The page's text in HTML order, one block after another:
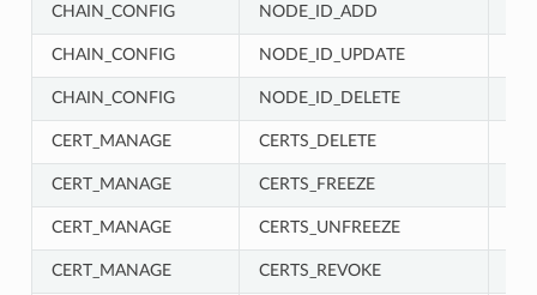
CHAIN_CONFIG NODE_ID_ADD
CHAIN_CONFIG NODE_ID_UPDATE
CHAIN_CONFIG NODE_ID_DELETE
CERT_MANAGE CERTS_DELETE
CERT_MANAGE CERTS_FREEZE
CERT_MANAGE CERTS_UNFREEZE
CERT_MANAGE CERTS_REVOKE